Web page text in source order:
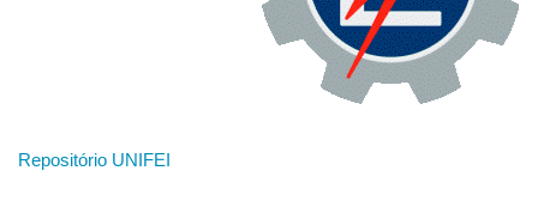
Repositório UNIFEI